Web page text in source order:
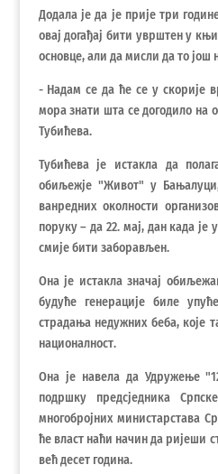
Додала је да је прије три
овај догађај бити уврштен у
основце, али да мисли да то још
- Надам се да ће се у скорије
мора знати шта се догодило на
Тубићева.
Тубићева је истакла да
обиљежје "Живот" у
ванредних околности
поруку – да 22. мај, дан када
смије бити заборављен.
Она је истакла значај
будуће генерације биле
страдања недужних беба, које
националност.
Она је навела да Удружење
подршку предсједника
многобројних министарстава
ће власт наћи начин да ријеши
већ десет година.